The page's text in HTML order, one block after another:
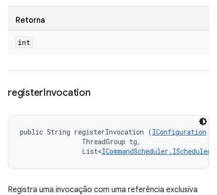
Retorna
int
registerInvocation
public String registerInvocation (IConfiguration
                ThreadGroup tg,
                List<
Registra uma invocação com uma referência exclusiva